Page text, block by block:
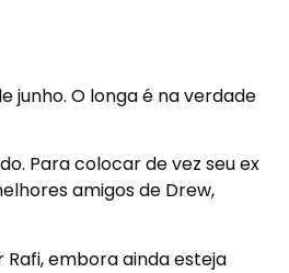
junho. O longa é na verdade
Para colocar de vez seu ex
amigos de Drew,
embora ainda esteja